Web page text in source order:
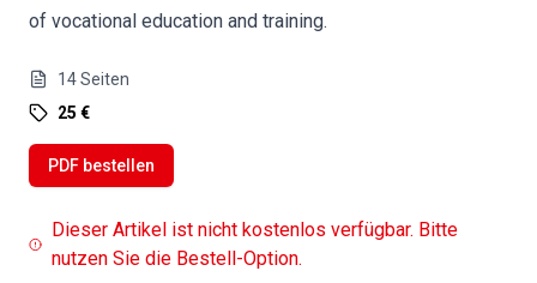
of vocational education and training.
14Seiten
25 €
PDF bestellen
Dieser Artikel ist nicht kostenlos verfügbar. Bitte
nutzen Sie die Bestell-Option.